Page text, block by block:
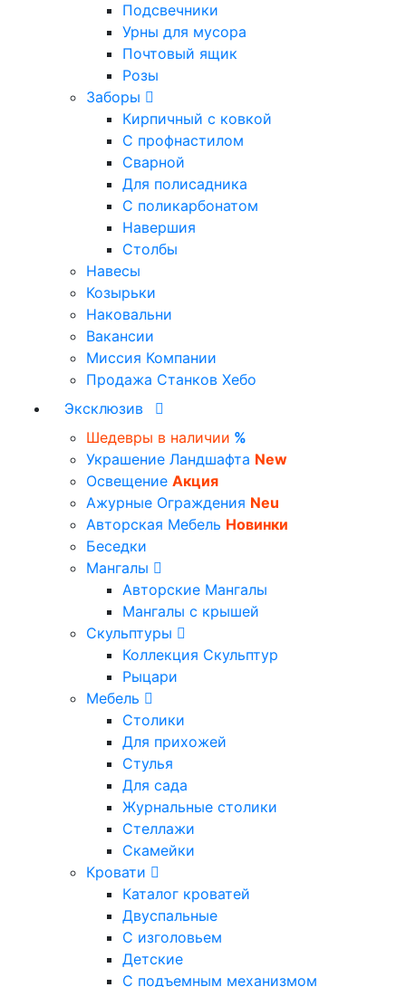
Подсвечники
Урны для мусора
Почтовый ящик
Розы
Заборы
Кирпичный с ковкой
С профнастилом
Сварной
Для полисадника
С поликарбонатом
Навершия
Столбы
Навесы
Козырьки
Наковальни
Вакансии
Миссия Компании
Продажа Станков Хебо
Эксклюзив
Шедевры в наличии %
Украшение Ландшафта New
Освещение Акция
Ажурные Ограждения Neu
Авторская Мебель Новинки
Беседки
Мангалы
Авторские Мангалы
Мангалы с крышей
Скульптуры
Коллекция Скульптур
Рыцари
Мебель
Столики
Для прихожей
Стулья
Для сада
Журнальные столики
Стеллажи
Скамейки
Кровати
Каталог кроватей
Двуспальные
С изголовьем
Детские
С подъемным механизмом